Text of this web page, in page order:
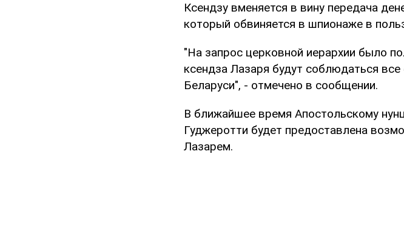
Ксендзу вменяется в вину передача
который обвиняется в шпионаже в
"На запрос церковной иерархии было
ксендза Лазаря будут соблюдаться
Беларуси", - отмечено в сообщении.
В ближайшее время Апостольскому
Гуджеротти будет предоставлена
Лазарем.